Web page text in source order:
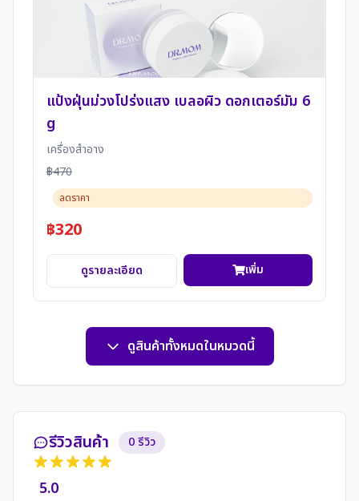
แป้งฝุ่นม่วงโปร่งแสง เบลอผิว ดอกเตอร์มัม 6
g
เครื่องสำอาง
฿470
ลดราคา
฿320
ดูรายละเอียด เพิ่ม
ดูสินค้าทั้งหมดในหมวดนี้
รีวิวสินค้า 0 รีวิว
5.0